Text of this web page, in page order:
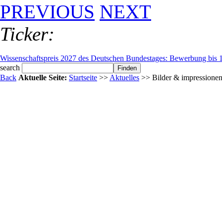
PREVIOUS NEXT
Ticker:
Wissenschaftspreis 2027 des Deutschen Bundestages: Bewerbung
search
Back Aktuelle Seite: Startseite >> Aktuelles >> Bilder & impressionen